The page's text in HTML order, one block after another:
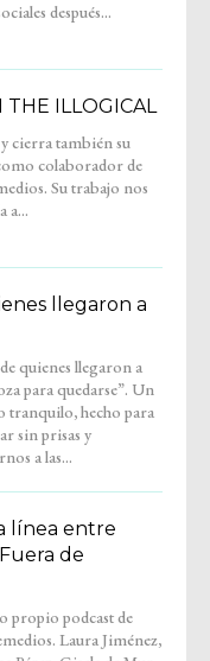
después...
THE ILLOGICAL
a...
llegaron a
a las...
línea entre
de